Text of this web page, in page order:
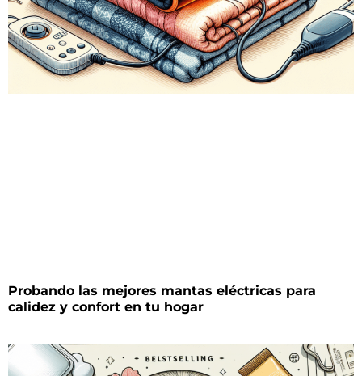
Probando las mejores mantas eléctricas para
calidez y confort en tu hogar